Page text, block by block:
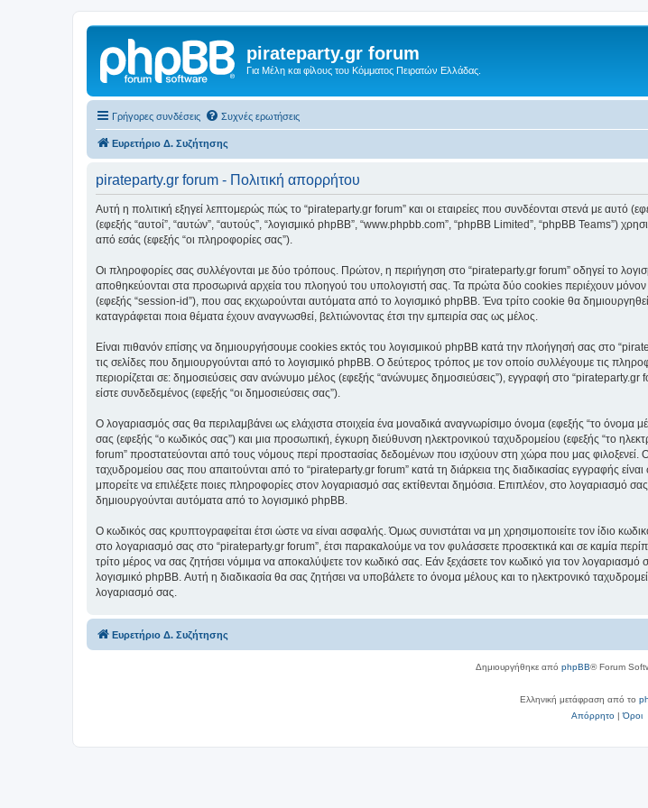
pirateparty.gr forum
Για Μέλη και φίλους του Κόμματος Πειρατών Ελλάδας.
Γρήγορες συνδέσεις Συχνές ερωτήσεις
Ευρετήριο Δ. Συζήτησης
pirateparty.gr forum - Πολιτική απορρήτου
Αυτή η πολιτική εξηγεί λεπτομερώς πώς το “pirateparty.gr forum” και οι εταιρείες που συνδέονται στενά με αυτό
(εφεξής “αυτοί”, “αυτών”, “αυτούς”, “λογισμικό phpBB”, “www.phpbb.com”, “phpBB Limited”, “phpBB Teams”)
από εσάς (εφεξής “οι πληροφορίες σας”).
Οι πληροφορίες σας συλλέγονται με δύο τρόπους. Πρώτον, η περιήγηση στο “pirateparty.gr forum” οδηγεί το
αποθηκεύονται στα προσωρινά αρχεία του πλοηγού του υπολογιστή σας. Τα πρώτα δύο cookies περιέχουν μόνον
(εφεξής “session-id”), που σας εκχωρούνται αυτόματα από το λογισμικό phpBB. Ένα τρίτο cookie θα
καταγράφεται ποια θέματα έχουν αναγνωσθεί, βελτιώνοντας έτσι την εμπειρία σας ως μέλος.
Είναι πιθανόν επίσης να δημιουργήσουμε cookies εκτός του λογισμικού phpBB κατά την πλοήγησή σας στο
τις σελίδες που δημιουργούνται από το λογισμικό phpBB. Ο δεύτερος τρόπος με τον οποίο συλλέγουμε τις
περιορίζεται σε: δημοσιεύσεις σαν ανώνυμο μέλος (εφεξής “ανώνυμες δημοσιεύσεις”), εγγραφή στο
είστε συνδεδεμένος (εφεξής “οι δημοσιεύσεις σας”).
Ο λογαριασμός σας θα περιλαμβάνει ως ελάχιστα στοιχεία ένα μοναδικά αναγνωρίσιμο όνομα (εφεξής “το όνομα
σας (εφεξής “ο κωδικός σας”) και μια προσωπική, έγκυρη διεύθυνση ηλεκτρονικού ταχυδρομείου (εφεξής “το
forum” προστατεύονται από τους νόμους περί προστασίας δεδομένων που ισχύουν στη χώρα που μας
ταχυδρομείου σας που απαιτούνται από το “pirateparty.gr forum” κατά τη διάρκεια της διαδικασίας εγγραφής
μπορείτε να επιλέξετε ποιες πληροφορίες στον λογαριασμό σας εκτίθενται δημόσια. Επιπλέον, στο λογαριασμό
δημιουργούνται αυτόματα από το λογισμικό phpBB.
Ο κωδικός σας κρυπτογραφείται έτσι ώστε να είναι ασφαλής. Όμως συνιστάται να μη χρησιμοποιείτε τον ίδιο
στο λογαριασμό σας στο “pirateparty.gr forum”, έτσι παρακαλούμε να τον φυλάσσετε προσεκτικά και σε καμία
τρίτο μέρος να σας ζητήσει νόμιμα να αποκαλύψετε τον κωδικό σας. Εάν ξεχάσετε τον κωδικό για τον
λογισμικό phpBB. Αυτή η διαδικασία θα σας ζητήσει να υποβάλετε το όνομα μέλους και το ηλεκτρονικό
λογαριασμό σας.
Ευρετήριο Δ. Συζήτησης
Δημιουργήθηκε από phpBB® Forum
Ελληνική μετάφραση από το
Απόρρητο|Όροι